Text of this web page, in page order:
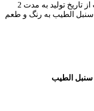
مدت زمان ماندگاری عرق سنبل الطیب از تاریخ تولید به مدت 2
الطیب به رنگ و طعم
سنبل الطیب